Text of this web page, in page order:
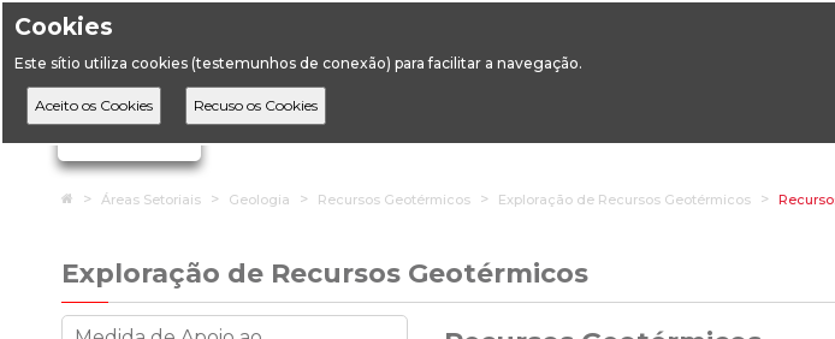
Cookies
Este sítio utiliza cookies (testemunhos de conexão) para facilitar a navegação.
Ignorar links de navegação
HomeÁreas Setoriais Geologia Recursos Geotérmicos Exploração de Recursos Geotérmicos
Exploração de Recursos Geotérmicos